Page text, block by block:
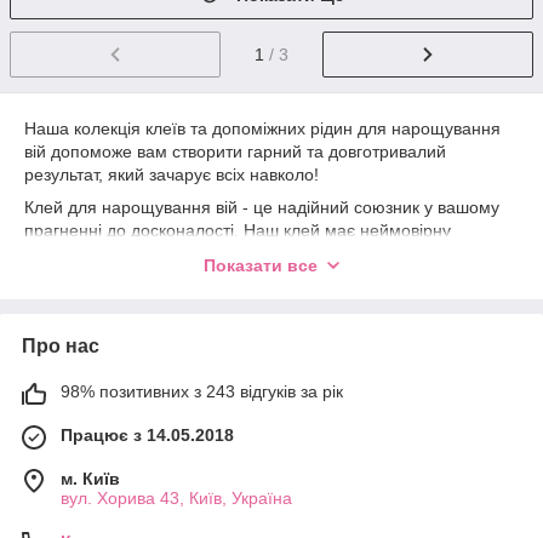
1 / 3
Наша колекція клеїв та допоміжних рідин для нарощування
вій допоможе вам створити гарний та довготривалий
результат, який зачарує всіх навколо!
Клей для нарощування вій - це надійний союзник у вашому
прагненні до досконалості. Наш клей має неймовірну
вигляд вашим віям. Ультрасильна фіксація забезпечує
Допоміжні рідини – секретна складова ідеальної
вибір інструментів, які зроблять процес нарощування вій
більш зручним і ефективним. Від рідини для видалення клею
до рідини для попередньої підготовки кожна з них
спроектована так, щоб забезпечити максимальну зручність,
безпеку та результат.
Показати все
Про нас
98% позитивних з 243 відгуків за рік
Працює з 14.05.2018
м. Київ
вул. Хорива 43, Київ, Україна